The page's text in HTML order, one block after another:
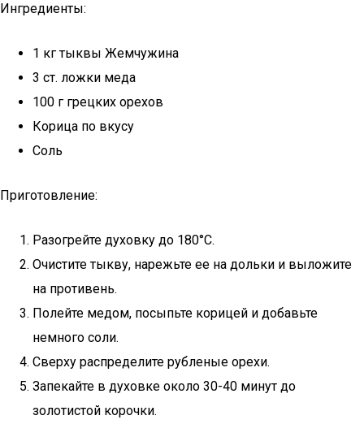
Ингредиенты:
1 кг тыквы Жемчужина
3 ст. ложки меда
100 г грецких орехов
Корица по вкусу
Соль
Приготовление:
Разогрейте духовку до 180°C.
Очистите тыкву, нарежьте ее на дольки и выложите
на противень.
Полейте медом, посыпьте корицей и добавьте
немного соли.
Сверху распределите рубленые орехи.
Запекайте в духовке около 30-40 минут до
золотистой корочки.